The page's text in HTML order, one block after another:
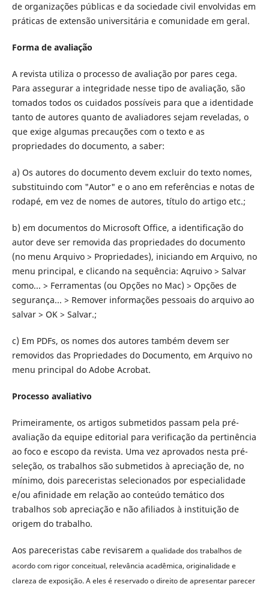
de organizações públicas e da sociedade civil envolvidas em
práticas de extensão universitária e comunidade em geral.
Forma de avaliação
A revista utiliza o processo de avaliação por pares cega.
Para assegurar a integridade nesse tipo de avaliação, são
tomados todos os cuidados possíveis para que a identidade
tanto de autores quanto de avaliadores sejam reveladas, o
que exige algumas precauções com o texto e as
propriedades do documento, a saber:
a) Os autores do documento devem excluir do texto nomes,
substituindo com "Autor" e o ano em referências e notas de
rodapé, em vez de nomes de autores, título do artigo etc.;
b) em documentos do Microsoft Office, a identificação do
autor deve ser removida das propriedades do documento
(no menu Arquivo > Propriedades), iniciando em Arquivo, no
menu principal, e clicando na sequência: Aqruivo > Salvar
como... > Ferramentas (ou Opções no Mac) > Opções de
segurança... > Remover informações pessoais do arquivo ao
salvar > OK > Salvar.;
c) Em PDFs, os nomes dos autores também devem ser
removidos das Propriedades do Documento, em Arquivo no
menu principal do Adobe Acrobat.
Processo avaliativo
Primeiramente, os artigos submetidos passam pela pré-
avaliação da equipe editorial para verificação da pertinência
ao foco e escopo da revista. Uma vez aprovados nesta pré-
seleção, os trabalhos são submetidos à apreciação de, no
mínimo, dois pareceristas selecionados por especialidade
e/ou afinidade em relação ao conteúdo temático dos
trabalhos sob apreciação e não afiliados à instituição de
origem do trabalho.
Aos pareceristas cabe revisarem a qualidade dos trabalhos de
acordo com rigor conceitual, relevância acadêmica, originalidade e
clareza de exposição. A eles é reservado o direito de apresentar parecer